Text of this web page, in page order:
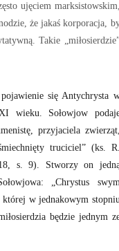
ujęciem marksistowskim,
że jakaś korporacja,
Takie
się Antychrysta
wieku. Sołowjow
przyjaciela zwierząt,
truciciel” (ks. R.
s. 9). Stworzy on
„Chrystus
której w jednakowym
będzie jednym